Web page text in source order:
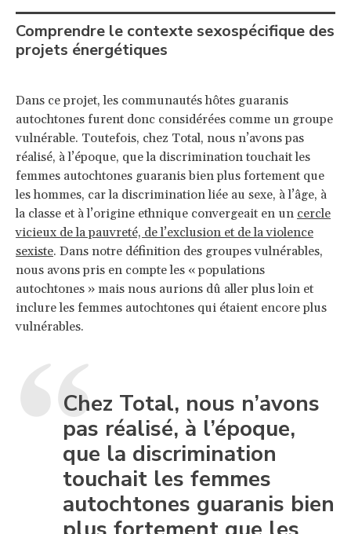
Comprendre le contexte sexospécifique des
projets énergétiques
Dans ce projet, les communautés hôtes guaranis
autochtones furent donc considérées comme un groupe
vulnérable. Toutefois, chez Total, nous n’avons pas
réalisé, à l’époque, que la discrimination touchait les
femmes autochtones guaranis bien plus fortement que
les hommes, car la discrimination liée au sexe, à l’âge, à
la classe et à l’origine ethnique convergeait en un cercle
vicieux de la pauvreté, de l’exclusion et de la violence
sexiste. Dans notre définition des groupes vulnérables,
nous avons pris en compte les « populations
autochtones » mais nous aurions dû aller plus loin et
inclure les femmes autochtones qui étaient encore plus
vulnérables.
Chez Total, nous n’avons
pas réalisé, à l’époque,
que la discrimination
touchait les femmes
autochtones guaranis bien